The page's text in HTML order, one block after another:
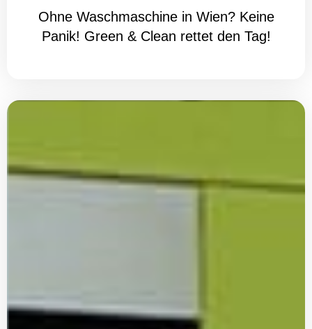
Ohne Waschmaschine in Wien? Keine
Panik! Green & Clean rettet den Tag!